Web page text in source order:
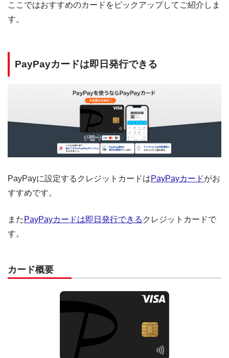
ここではおすすめのカードをピックアップしてご紹介しま
す。
PayPayカードは即日発行できる
PayPayに設定するクレジットカードはPayPayカードがお
すすめです。
また PayPayカードは即日発行できる クレジットカードで
す。
カード概要